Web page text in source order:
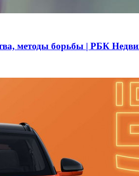
методы борьбы | РБК